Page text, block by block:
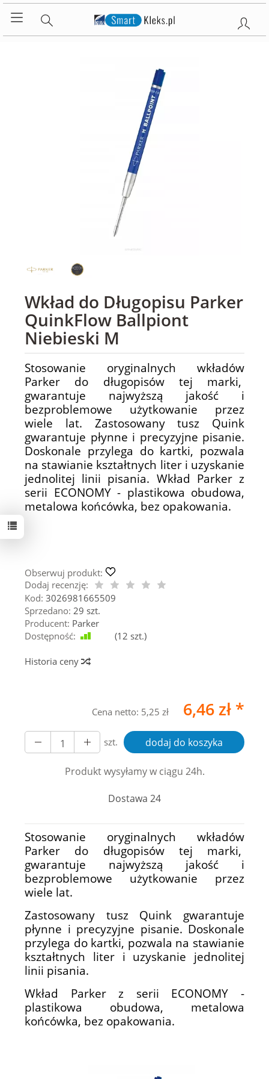
Wkład do Długopisu Parker
QuinkFlow Ballpiont
Niebieski M
Stosowanie oryginalnych wkładów
Parker do długopisów tej marki,
gwarantuje najwyższą jakość i
bezproblemowe użytkowanie przez
wiele lat. Zastosowany tusz Quink
gwarantuje płynne i precyzyjne pisanie.
Doskonale przylega do kartki, pozwala
na stawianie kształtnych liter i uzyskanie
jednolitej linii pisania. Wkład Parker z
serii ECONOMY - plastikowa obudowa,
metalowa końcówka, bez opakowania.
Obserwuj produkt:
Dodaj recenzję:
Kod: 3026981665509
Sprzedano: 29 szt.
Producent: Parker
Dostępność:
(12 szt.)
Historia ceny
Cena netto: 5,25 zł 6,46 zł *
szt. dodaj do koszyka
Produkt wysyłamy w ciągu 24h.
Dostawa 24
Stosowanie oryginalnych wkładów
Parker do długopisów tej marki,
gwarantuje najwyższą jakość i
bezproblemowe użytkowanie przez
wiele lat.
Zastosowany tusz Quink gwarantuje
płynne i precyzyjne pisanie. Doskonale
przylega do kartki, pozwala na stawianie
kształtnych liter i uzyskanie jednolitej
linii pisania.
Wkład Parker z serii ECONOMY -
plastikowa obudowa, metalowa
końcówka, bez opakowania.